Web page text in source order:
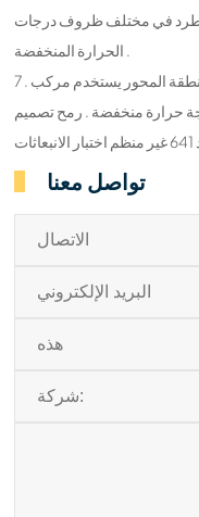
في مختلف ظروف درجات
الحرارة المنخفضة .
7 . غير منظم اختبار التفريغ : صمام التعبئة في منطقة المحور يستخدم مركب
حرارة منخفضة . رمح تصميم
تواصل معنا